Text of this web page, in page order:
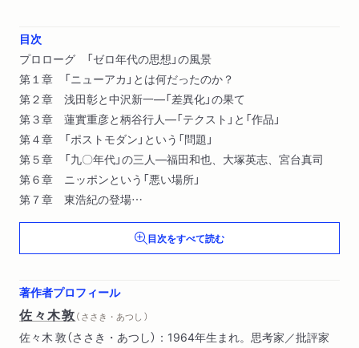
目次
プロローグ 「ゼロ年代の思想」の風景
第１章 「ニューアカ」とは何だったのか？
第２章 浅田彰と中沢新一―「差異化」の果て
第３章 蓮實重彦と柄谷行人―「テクスト」と「作品」
第４章 「ポストモダン」という「問題」
第５章 「九〇年代」の三人―福田和也、大塚英志、宮台真司
第６章 ニッポンという「悪い場所」
第７章 東浩紀の登場
第８章 「動物化」する「ゼロ年代」
第９章 ストーリーを続けよう？（Ｏｎ ｗｉｔｈ ｔｈｅ Ｓ
ｔｏｒｙ？）
目次をすべて読む
著作者プロフィール
佐々木敦（ ささき・あつし ）
佐々木 敦（ささき・あつし）：1964年生まれ。思考家／批評家